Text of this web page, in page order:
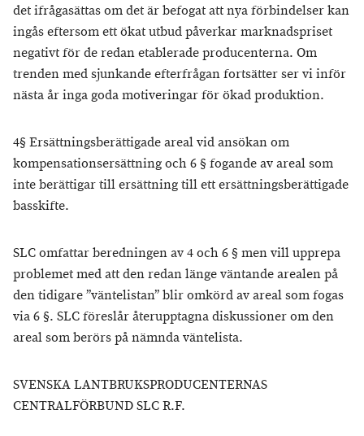
det ifrågasättas om det är befogat att nya förbindelser kan
ingås eftersom ett ökat utbud påverkar marknadspriset
negativt för de redan etablerade producenterna. Om
trenden med sjunkande efterfrågan fortsätter ser vi inför
nästa år inga goda motiveringar för ökad produktion.
4§ Ersättningsberättigade areal vid ansökan om
kompensationsersättning och 6 § fogande av areal som
inte berättigar till ersättning till ett ersättningsberättigade
basskifte.
SLC omfattar beredningen av 4 och 6 § men vill upprepa
problemet med att den redan länge väntande arealen på
den tidigare ’’väntelistan’’ blir omkörd av areal som fogas
via 6 §. SLC föreslår återupptagna diskussioner om den
areal som berörs på nämnda väntelista.
SVENSKA LANTBRUKSPRODUCENTERNAS
CENTRALFÖRBUND SLC R.F.